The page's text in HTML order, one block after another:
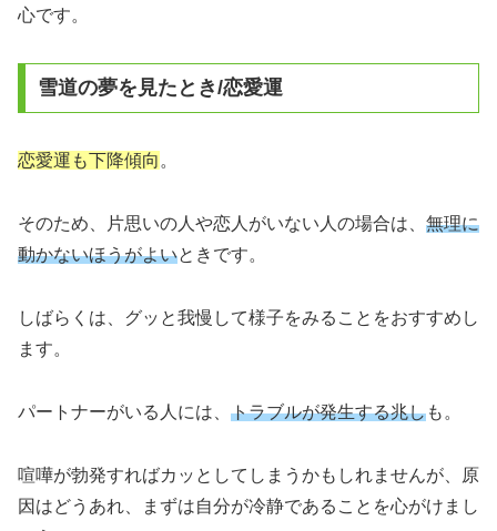
心です。
雪道の夢を見たとき/恋愛運
恋愛運も下降傾向 。
そのため、片思いの人や恋人がいない人の場合は、 無理に
動かないほうがよいときです。
しばらくは、グッと我慢して様子をみることをおすすめし
ます。
パートナーがいる人には、 トラブルが発生する兆しも。
喧嘩が勃発すればカッとしてしまうかもしれませんが、原
因はどうあれ、まずは自分が冷静であることを心がけまし